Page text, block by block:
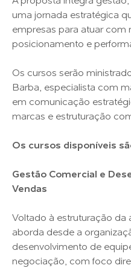
uma jornada estratégica
empresas para atuar com
posicionamento e
Os cursos serão
Barba, especialista com
em comunicação
marcas e estruturação
Os cursos disponíveis
Gestão Comercial e
Vendas
Voltado à estruturação da
aborda desde a
desenvolvimento de
negociação, com foco